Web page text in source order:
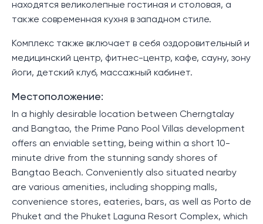
находятся великолепные гостиная и столовая, а
также современная кухня в западном стиле.
Комплекс также включает в себя оздоровительный и
медицинский центр, фитнес-центр, кафе, сауну, зону
йоги, детский клуб, массажный кабинет.
Местоположение:
In a highly desirable location between Cherngtalay
and Bangtao, the Prime Pano Pool Villas development
offers an enviable setting, being within a short 10-
minute drive from the stunning sandy shores of
Bangtao Beach. Conveniently also situated nearby
are various amenities, including shopping malls,
convenience stores, eateries, bars, as well as Porto de
Phuket and the Phuket Laguna Resort Complex, which